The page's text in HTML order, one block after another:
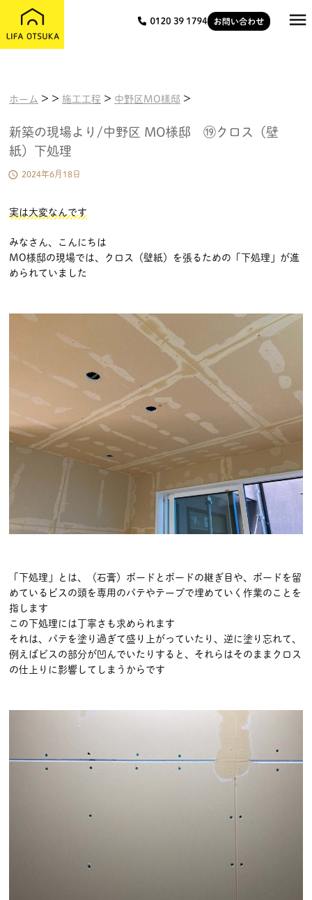

ホーム > > 施工工程 > 中野区MO様邸 >
新築の現場より/中野区 MO様邸 ⑲クロス（壁
紙）下処理
 2024年6月18日
実は大変なんです
みなさん、こんにちは
MO様邸の現場では、クロス（壁紙）を張るための「下処理」が進
められていました
「下処理」とは、（石膏）ボードとボードの継ぎ目や、ボードを留
めているビスの頭を専用のパテやテープで埋めていく作業のことを
指します
この下処理には丁寧さも求められます
それは、パテを塗り過ぎて盛り上がっていたり、逆に塗り忘れて、
例えばビスの部分が凹んでいたりすると、それらはそのままクロス
の仕上りに影響してしまうからです